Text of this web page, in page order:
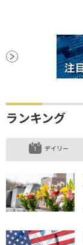
ランキング
デイリー